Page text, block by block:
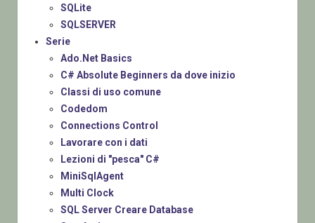
SQLite
SQLSERVER
Serie
Ado.Net Basics
C# Absolute Beginners da dove inizio
Classi di uso comune
Codedom
Connections Control
Lavorare con i dati
Lezioni di "pesca" C#
MiniSqlAgent
Multi Clock
SQL Server Creare Database